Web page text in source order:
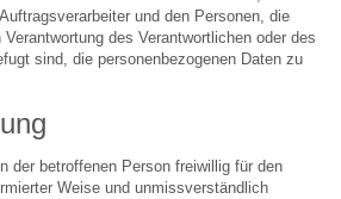
und den Personen, die
des Verantwortlichen oder des
sind, die personenbezogenen Daten zu
der betroffenen Person freiwillig für den
Weise und unmissverständlich